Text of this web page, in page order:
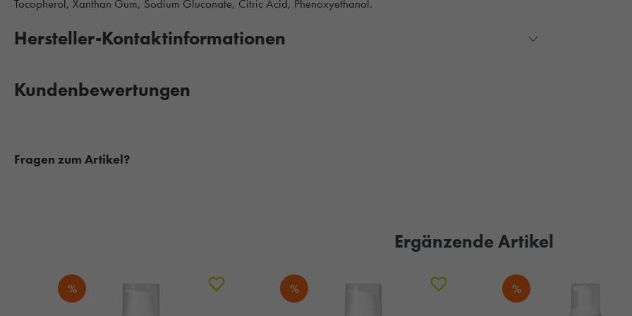
Tocopherol, Xanthan Gum, Sodium Gluconate, Citric Acid, Phenoxyethanol.
Hersteller-Kontaktinformationen
Kundenbewertungen
Fragen zum Artikel?
Ergänzende Artikel
% % %